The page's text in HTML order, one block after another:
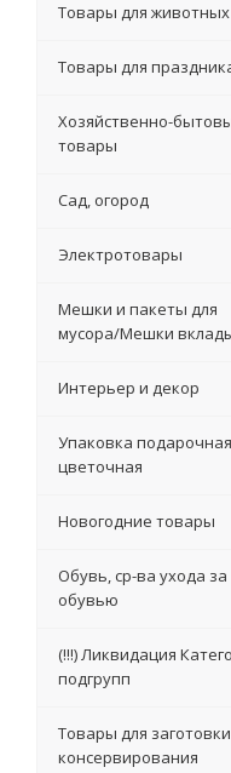
Товары для животных
Товары для
Хозяйственно-
товары
Сад, огород
Электротовары
Мешки и пакеты для
мусора/Мешки
Интерьер и декор
Упаковка
цветочная
Новогодние товары
Обувь, ср-ва ухода за
обувью
(!!!) Ликвидация
подгрупп
Товары для
консервирования